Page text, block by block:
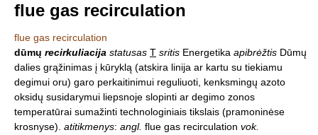
flue gas recirculation
flue gas recirculation
dūmų recirkuliacija statusas T sritis Energetika apibrėžtis Dūmų
dalies grąžinimas į kūryklą (atskira linija ar kartu su tiekiamu
degimui oru) garo perkaitinimui reguliuoti, kenksmingų azoto
oksidų susidarymui liepsnoje slopinti ar degimo zonos
temperatūrai sumažinti technologiniais tikslais (pramoninėse
krosnyse). atitikmenys: angl. flue gas recirculation vok.